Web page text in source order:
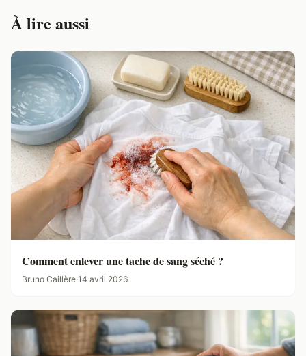
À lire aussi
Comment enlever une tache de sang séché ?
Bruno Caillère·14 avril 2026